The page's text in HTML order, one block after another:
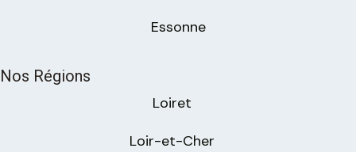
Essonne
Nos Régions
Loiret
Loir-et-Cher